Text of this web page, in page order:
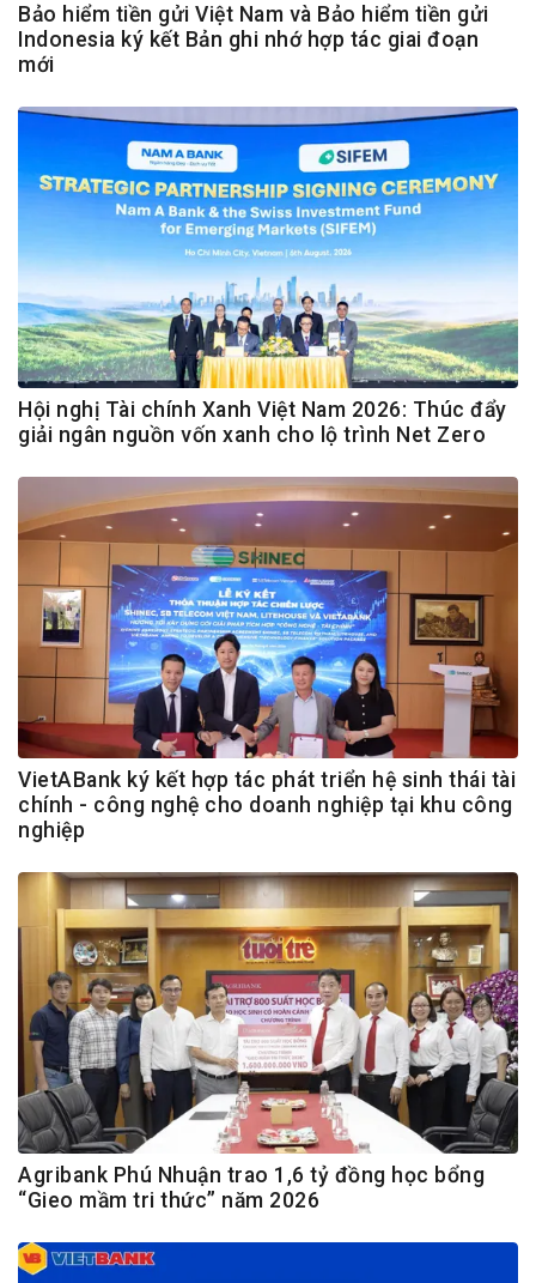
Bảo hiểm tiền gửi Việt Nam và Bảo hiểm tiền gửi
Indonesia ký kết Bản ghi nhớ hợp tác giai đoạn
mới
Hội nghị Tài chính Xanh Việt Nam 2026: Thúc đẩy
giải ngân nguồn vốn xanh cho lộ trình Net Zero
VietABank ký kết hợp tác phát triển hệ sinh thái tài
chính - công nghệ cho doanh nghiệp tại khu công
nghiệp
Agribank Phú Nhuận trao 1,6 tỷ đồng học bổng
“Gieo mầm tri thức” năm 2026